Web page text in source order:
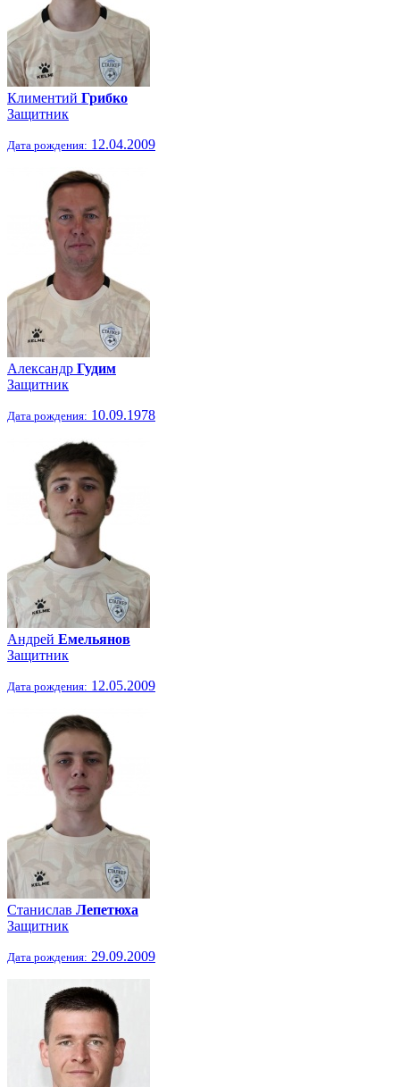
Климентий Грибко
Защитник
Дата рождения: 12.04.2009
Александр Гудим
Защитник
Дата рождения: 10.09.1978
Андрей Емельянов
Защитник
Дата рождения: 12.05.2009
Станислав Лепетюха
Защитник
Дата рождения: 29.09.2009